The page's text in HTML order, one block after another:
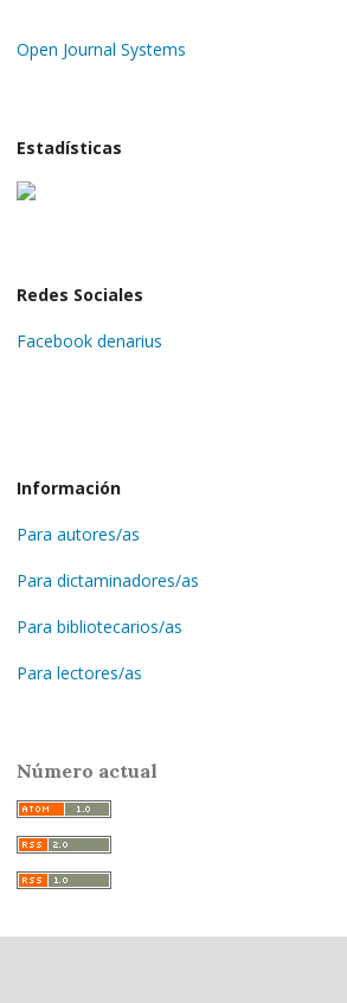
Open Journal Systems
Estadísticas
Redes Sociales
Facebook denarius
Información
Para autores/as
Para dictaminadores/as
Para bibliotecarios/as
Para lectores/as
Número actual